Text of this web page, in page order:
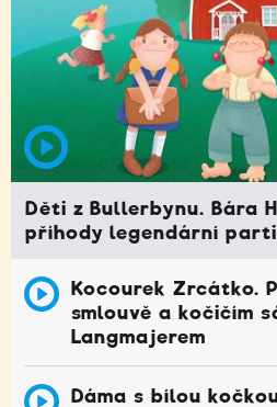
Děti z Bullerbynu. Bára
příhody legendární
Kocourek Zrcátko.
smlouvě a kočičím
Langmajerem
Dáma s bílou